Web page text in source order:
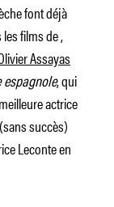
font déjà
films de ,
Assayas
espagnole, qui
actrice
succès)
Leconte en